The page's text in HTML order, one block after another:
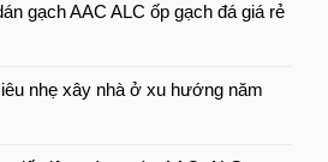
gạch AAC ALC ốp gạch đá giá rẻ
nhẹ xây nhà ở xu hướng năm